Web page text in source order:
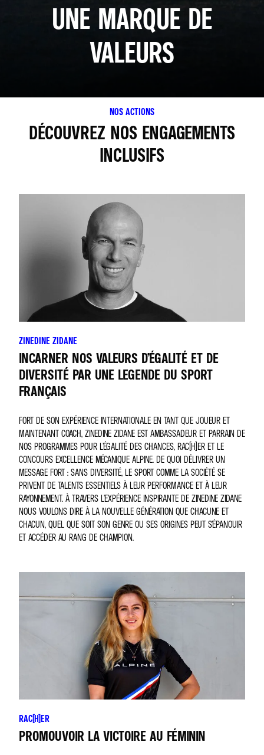
UNE MARQUE DE
VALEURS
NOS ACTIONS
DÉCOUVREZ NOS ENGAGEMENTS
INCLUSIFS
ZINEDINE ZIDANE
INCARNER NOS VALEURS D’ÉGALITÉ ET DE
DIVERSITÉ PAR UNE LEGENDE DU SPORT
FRANÇAIS
FORT DE SON EXPÉRIENCE INTERNATIONALE EN TANT QUE JOUEUR ET
MAINTENANT COACH, ZINEDINE ZIDANE EST AMBASSADEUR ET PARRAIN DE
NOS PROGRAMMES POUR L’ÉGALITÉ DES CHANCES, RAC(H)ER ET LE
CONCOURS EXCELLENCE MÉCANIQUE ALPINE. DE QUOI DÉLIVRER UN
MESSAGE FORT : SANS DIVERSITÉ, LE SPORT COMME LA SOCIÉTÉ SE
PRIVENT DE TALENTS ESSENTIELS À LEUR PERFORMANCE ET À LEUR
RAYONNEMENT. À TRAVERS L’EXPÉRIENCE INSPIRANTE DE ZINEDINE ZIDANE
NOUS VOULONS DIRE À LA NOUVELLE GÉNÉRATION QUE CHACUNE ET
CHACUN, QUEL QUE SOIT SON GENRE OU SES ORIGINES PEUT S’ÉPANOUIR
ET ACCÉDER AU RANG DE CHAMPION.
RAC(H)ER
PROMOUVOIR LA VICTOIRE AU FÉMININ